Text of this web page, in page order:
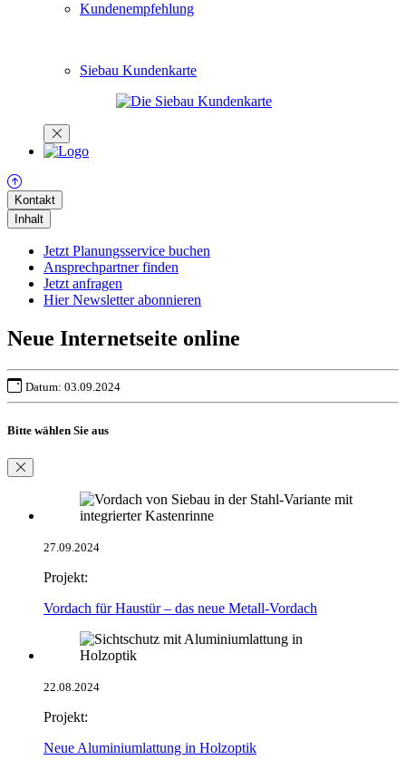
Kundenempfehlung
Siebau Kundenkarte
Kontakt
Inhalt
Jetzt Planungsservice buchen
Ansprechpartner finden
Jetzt anfragen
Hier Newsletter abonnieren
Neue Internetseite online
Datum: 03.09.2024
Bitte wählen Sie aus
27.09.2024
Projekt:
Vordach für Haustür – das neue Metall-Vordach
22.08.2024
Projekt:
Neue Aluminiumlattung in Holzoptik